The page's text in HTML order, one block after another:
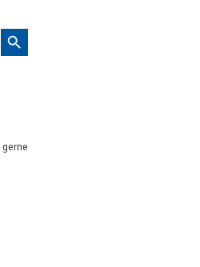
Search Button
gerne